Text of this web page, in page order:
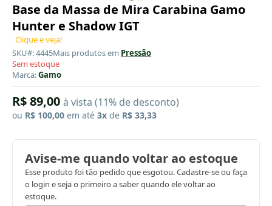
Base da Massa de Mira Carabina Gamo
Hunter e Shadow IGT
Clique e veja!
SKU#: 4445Mais produtos em Pressão
Sem estoque
Marca:Gamo
R$ 89,00 à vista (11% de desconto)
ou R$ 100,00 em até 3x de R$ 33,33
Avise-me quando voltar ao estoque
Esse produto foi tão pedido que esgotou. Cadastre-se ou faça
o login e seja o primeiro a saber quando ele voltar ao
estoque.